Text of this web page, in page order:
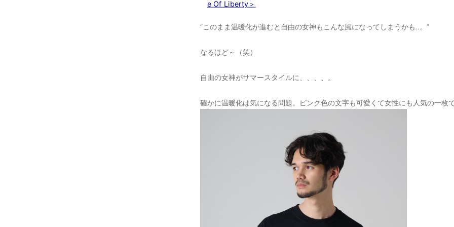
e Of Liberty＞
“このまま温暖化が進むと自由の女神もこんな風になってしまうかも‥。”
なるほど～（笑）
自由の女神がサマースタイルに、、、、。
確かに温暖化は気になる問題。ピンク色の文字も可愛くて女性にも人気の一枚